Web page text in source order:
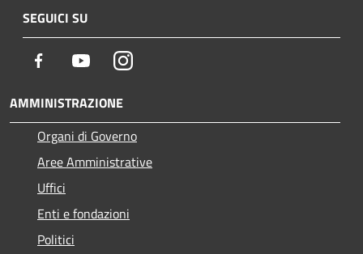
SEGUICI SU
Facebook YoutubeInstagram
AMMINISTRAZIONE
Organi di Governo
Aree Amministrative
Uffici
Enti e fondazioni
Politici